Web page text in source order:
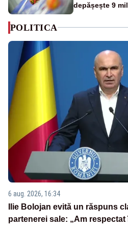
depășește 9
POLITICA
6 aug. 2026, 16:34
Ilie Bolojan evită un răspuns
partenerei sale: „Am